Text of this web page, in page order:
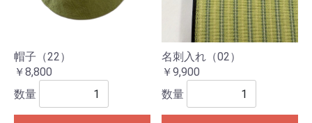
帽子（22）
￥8,800
数量
名刺入れ（02）
￥9,900
数量